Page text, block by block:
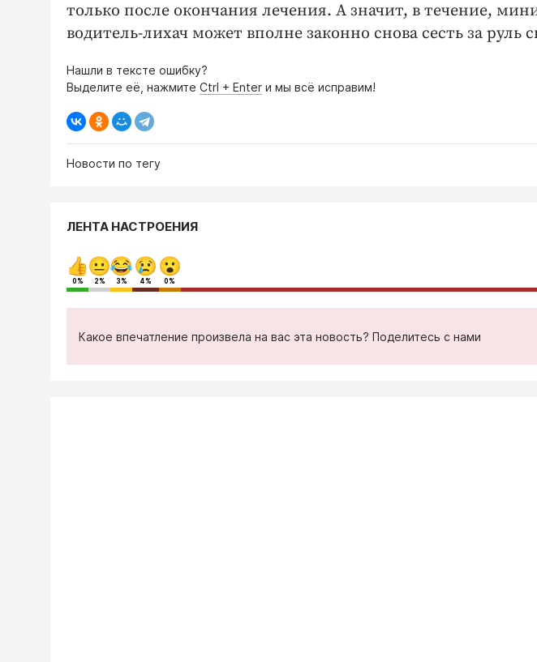
только после окончания лечения. А значит, в течение,
водитель-лихач может вполне законно снова сесть за руль
Нашли в тексте ошибку?
Выделите её, нажмите Ctrl + Enter и мы всё исправим!
Новости по тегу
ЛЕНТА НАСТРОЕНИЯ
0% 2% 3% 4% 0%
Какое впечатление произвела на вас эта новость? Поделитесь с нами